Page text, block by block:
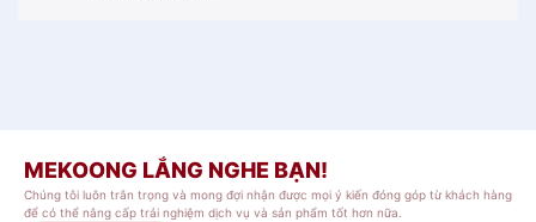
MEKOONG LẮNG NGHE BẠN!
Chúng tôi luôn trân trọng và mong đợi nhận được mọi ý kiến đóng góp từ khách hàng
để có thể nâng cấp trải nghiệm dịch vụ và sản phẩm tốt hơn nữa.